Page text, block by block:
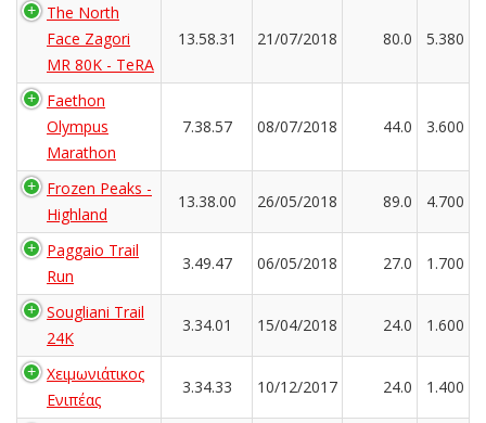
The North
Face Zagori
MR 80K - TeRA
13.58.31 21/07/2018 80.0 5.380
Faethon
Olympus
Marathon
7.38.57 08/07/2018 44.0 3.600
Frozen Peaks -
Highland
13.38.00 26/05/2018 89.0 4.700
Paggaio Trail
Run
3.49.47 06/05/2018 27.0 1.700
Sougliani Trail
24K
3.34.01 15/04/2018 24.0 1.600
Χειμωνιάτικος
Ενιπέας
3.34.33 10/12/2017 24.0 1.400